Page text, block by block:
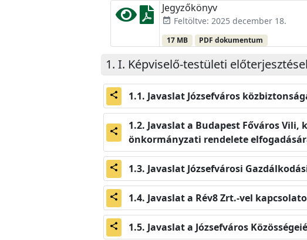
Jegyzőkönyv
event_available Feltöltve: 2025 december 18.
17 MB PDF dokumentum
I. Képviselő-testületi
share Javaslat Józsefváros
share
Javaslat a Budapest Főváros
önkormányzati rendelete
share Javaslat Józsefvárosi
share Javaslat a Rév8 Zrt.-vel
share Javaslat a Józsefváros